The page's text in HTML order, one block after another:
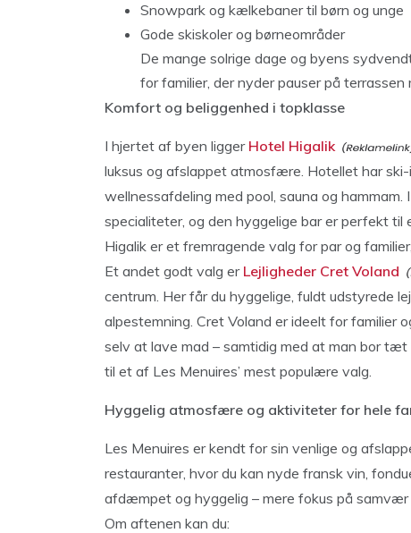
Snowpark og kælkebaner til børn og unge
Gode skiskoler og børneområder
De mange solrige dage og byens
for familier, der nyder pauser på terrassen
Komfort og beliggenhed i topklasse
I hjertet af byen ligger Hotel Higalik
luksus og afslappet atmosfære. Hotellet har
wellnessafdeling med pool, sauna og
specialiteter, og den hyggelige bar er perfekt
Higalik er et fremragende valg for par og
Et andet godt valg er Lejligheder Cret Voland
centrum. Her får du hyggelige, fuldt udstyrede
alpestemning. Cret Voland er ideelt for familier
selv at lave mad – samtidig med at man bor
til et af Les Menuires’ mest populære valg.
Hyggelig atmosfære og aktiviteter for hele
Les Menuires er kendt for sin venlige og
restauranter, hvor du kan nyde fransk vin,
afdæmpet og hyggelig – mere fokus på samvær
Om aftenen kan du: